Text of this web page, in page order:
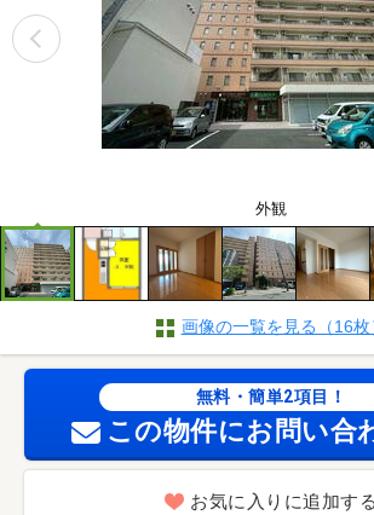
外観
画像の一覧を見る（16枚
無料・簡単2項目！
この物件にお問い合
お気に入りに追加する